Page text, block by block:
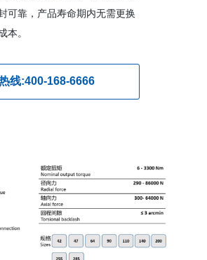
可靠，产品寿命期内无需更换
本。
线:400-168-6666